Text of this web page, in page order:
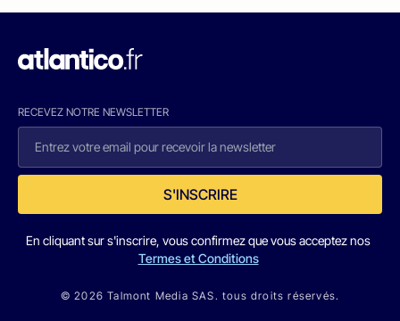
RECEVEZ NOTRE NEWSLETTER
S'INSCRIRE
En cliquant sur s'inscrire, vous confirmez que vous acceptez nos
Termes et Conditions
© 2026 Talmont Media SAS. tous droits réservés.